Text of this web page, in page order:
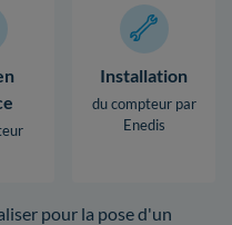
Installation
du compteur par
Enedis
pour la pose d'un